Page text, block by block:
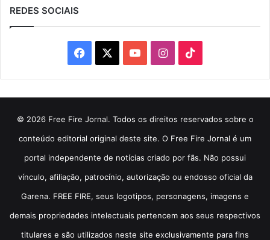
REDES SOCIAIS
Facebook YouTubeInstagram
© 2026 Free Fire Jornal. Todos os direitos reservados sobre o
conteúdo editorial original deste site. O Free Fire Jornal é um
portal independente de notícias criado por fãs. Não possui
vínculo, afiliação, patrocínio, autorização ou endosso oficial da
Garena. FREE FIRE, seus logotipos, personagens, imagens e
demais propriedades intelectuais pertencem aos seus respectivos
titulares e são utilizados neste site exclusivamente para fins